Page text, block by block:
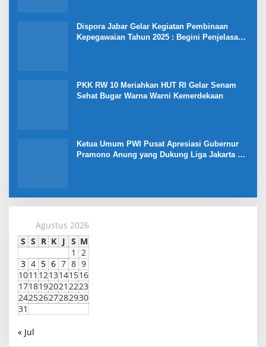
Dispora Jabar Gelar Kegiatan Pembinaan
Kepegawaian Tahun 2025 : Begini Penjelasan
PKK RW 10 Meriahkan HUT RI Gelar Senam
Sehat Bugar Warna Warni Kemerdekaan
Ketua Umum PWI Pusat Apresiasi Gubernur
Pramono Anung yang Dukung Liga Jakarta U-
Agustus 2026
S S R K J S M
1
2
3 4 5 6 7 8 9
1011 1213141516
1718192021 2223
24252627282930
31
« Jul